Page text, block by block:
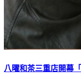
八曜和茶三重店開幕